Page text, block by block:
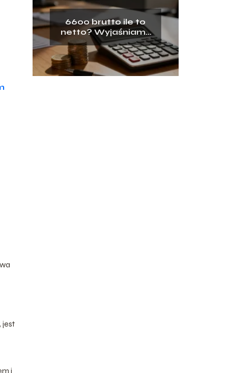
jest
i
6600 brutto ile to
netto? Wyjaśniamy
obliczenia